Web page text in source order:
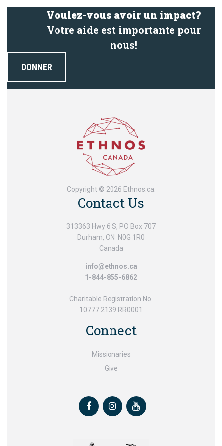
Voulez-vous avoir un impact?
Votre aide est importante pour
nous!
DONNER
Copyright © 2026 Ethnos.ca.
Contact Us
313363 Hwy 6 S, PO Box 707
Durham, ON N0G 1R0
Canada
info@ethnos.ca
1-844-855-6862
Charitable Registration No.
10777 2139 RR0001
Connect
Missionaries
Give
FacebookInstagramYoutube